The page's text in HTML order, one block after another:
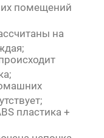
помещений
на
пластика +